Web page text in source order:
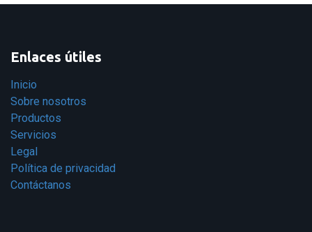
Enlaces útiles
Inicio
Sobre nosotros
Productos
Servicios
Legal
Política de privacidad
Contáctanos